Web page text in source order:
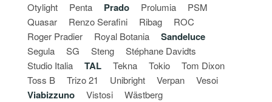
Otylight
Penta Prado Prolumia
PSM
Quasar
Renzo Serafini Ribag
ROC
Roger Pradier
Royal Botania Sandeluce
Segula SG Steng
Stéphane Davidts
Studio Italia
TAL Tekna Tokio
Tom Dixon
Toss B
Trizo 21 Unibright Verpan Vesoi
Viabizzuno Vistosi Wästberg